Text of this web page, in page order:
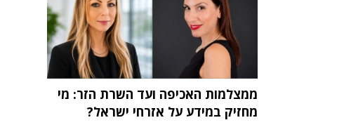
ממצלמות האכיפה ועד השרת הזר: מי
מחזיק במידע על אזרחי ישראל?